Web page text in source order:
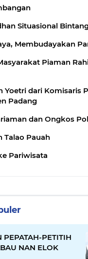
Situasional
Membudayakan
Piaman
Yoetri dari Komisaris
Padang
dan Ongkos
Talao Pauah
Pariwisata
PEPATAH-PETITIH
NAN ELOK